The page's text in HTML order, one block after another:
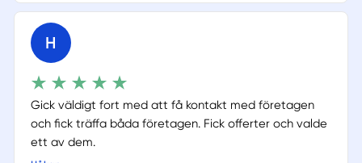
H
Gick väldigt fort med att få kontakt med företagen
och fick träffa båda företagen. Fick offerter och valde
ett av dem.